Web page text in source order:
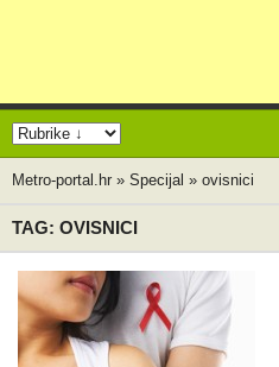
Metro-portal.hr » Specijal » ovisnici
TAG: OVISNICI